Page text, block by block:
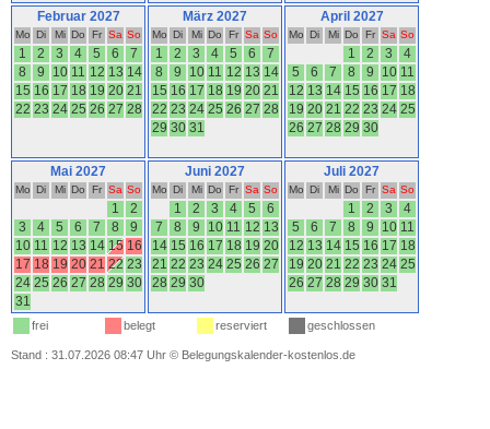
Februar 2027
Mo Di Mi Do Fr Sa So
1 2 3 4 5 6
7
8
9 10 11 12 13 14
15 16 17 18 19 20 21
22 23 24 25 26 27 28
März 2027
Mo Di Mi Do Fr Sa So
1 2 3 4 5 6
7
8
9 10 11 12 13 14
15 16 17 18 19 20 21
22 23 24 25 26 27 28
29 30 31
April 2027
Mo Di Mi Do Fr Sa So
1 2 3
4
5
6 7 8 9 10 11
12 13 14 15 16 17 18
19 20 21 22 23 24 25
26 27 28 29 30
Mai 2027
Mo Di Mi Do Fr Sa So
1
2
3
4 5 6 7 8
9
10 11 12 13 14 15 16
17 18 19 20 21 22 23
24 25 26 27 28 29 30
31
Juni 2027
Mo Di Mi Do Fr Sa So
1 2 3 4 5
6
7
8 9 10 11 12 13
14 15 16 17 18 19 20
21 22 23 24 25 26 27
28 29 30
Juli 2027
Mo Di Mi Do Fr Sa So
1 2 3
4
5
6 7 8 9 10 11
12 13 14 15 16 17 18
19 20 21 22 23 24 25
26 27 28 29 30 31
frei belegt reserviert geschlossen
Stand : 31.07.2026 08:47 Uhr © Belegungskalender-kostenlos.de